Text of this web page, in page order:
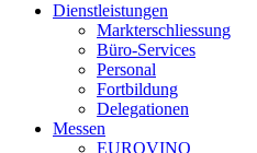
Dienstleistungen
Markterschliessung
Büro-Services
Personal
Fortbildung
Delegationen
Messen
EUROVINO